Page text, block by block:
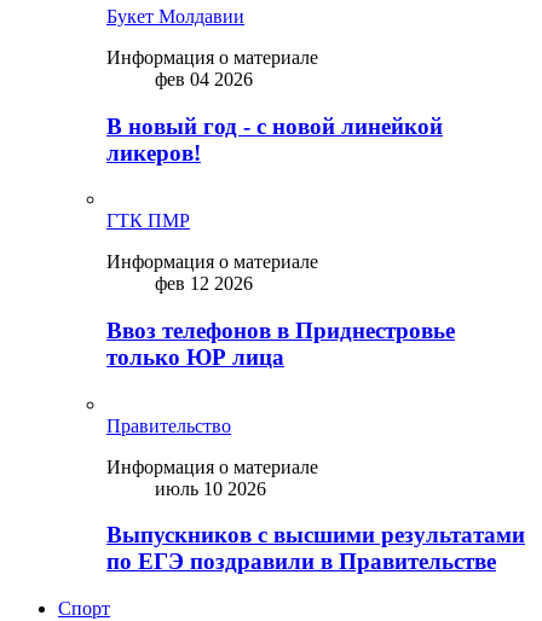
Букет Молдавии
Информация о материале
фев 04 2026
В новый год - с новой линейкой
ликepoв!
ГТК ПМР
Информация о материале
фев 12 2026
Ввоз телефонов в Приднестровье
только ЮР лица
Правительство
Информация о материале
июль 10 2026
Выпускников с высшими результатами
по ЕГЭ поздравили в Правительстве
Спорт